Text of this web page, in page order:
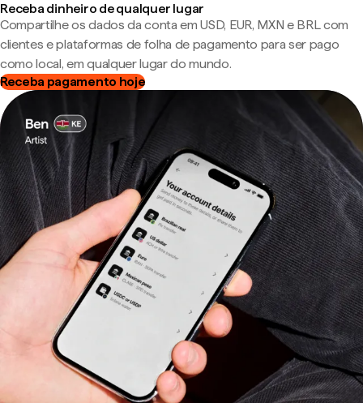
Receba dinheiro de qualquer lugar
Compartilhe os dados da conta em USD, EUR, MXN e BRL com
clientes e plataformas de folha de pagamento para ser pago
como local, em qualquer lugar do mundo.
Receba pagamento hoje